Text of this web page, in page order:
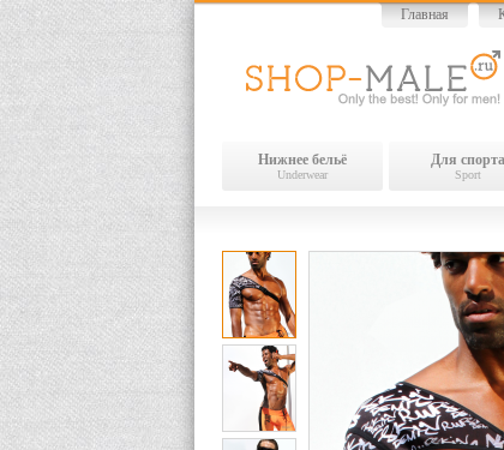
Главная
Нижнее бельё
Underwear
Для спорта
Sport